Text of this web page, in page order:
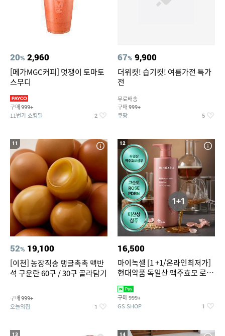
20% 2,960
[메가MGC커피] 멋쟁이 토마토
스무디
구매 999+
11번가 쇼킹딜 2
67% 9,900
더위컷! 습기컷! 여름가전 특가
전
무료배송
구매 999+
쿠팡 5
11
52% 19,100
[이천] 농장직송 탱글촉촉 맥반
석 구운란 60구 / 30구 골라담기
구매 999+
오늘의집 1
12
16,500
마이녹셀 [1 +1/온라인최저가]
현대약품 독일산 맥주효모 로즈
1000ml (정가 100,000원)
구매 999+
GS SHOP 1
13 14